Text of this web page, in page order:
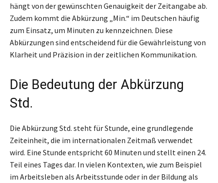
hängt von der gewünschten Genauigkeit der Zeitangabe ab.
Zudem kommt die Abkürzung „Min.“ im Deutschen häufig
zum Einsatz, um Minuten zu kennzeichnen. Diese
Abkürzungen sind entscheidend für die Gewährleistung von
Klarheit und Präzision in der zeitlichen Kommunikation.
Die Bedeutung der Abkürzung
Std.
Die Abkürzung Std. steht für Stunde, eine grundlegende
Zeiteinheit, die im internationalen Zeitmaß verwendet
wird. Eine Stunde entspricht 60 Minuten und stellt einen 24.
Teil eines Tages dar. In vielen Kontexten, wie zum Beispiel
im Arbeitsleben als Arbeitsstunde oder in der Bildung als